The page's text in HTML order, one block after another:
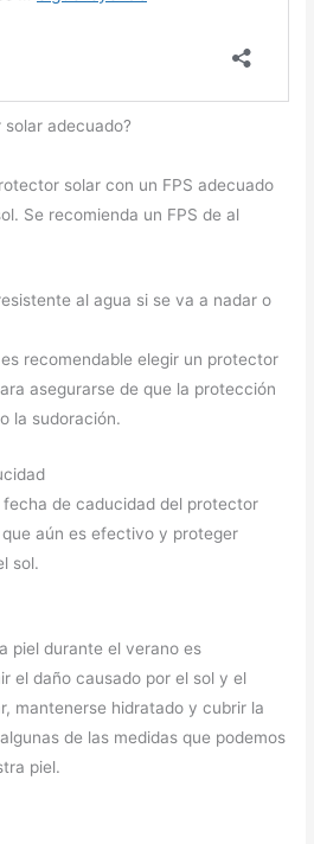
adecuado?
solar con un FPS adecuado
Se recomienda un FPS de al
al agua si se va a nadar o
recomendable elegir un protector
asegurarse de que la protección
la sudoración.
de caducidad del protector
aún es efectivo y proteger
sol.
piel durante el verano es
el daño causado por el sol y el
mantenerse hidratado y cubrir la
de las medidas que podemos
piel.